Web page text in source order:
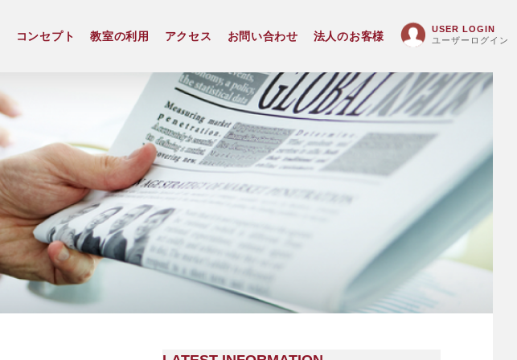
コンセプト 教室の利用 アクセス お問い合わせ 法人のお客様
USER LOGIN
ユーザーログイン